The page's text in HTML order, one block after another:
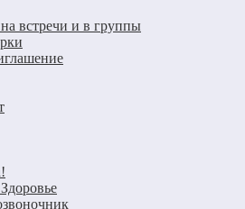
встречи и в группы